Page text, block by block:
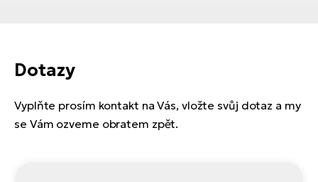
Dotazy
Vyplňte prosím kontakt na Vás, vložte svůj dotaz a my
se Vám ozveme obratem zpět.